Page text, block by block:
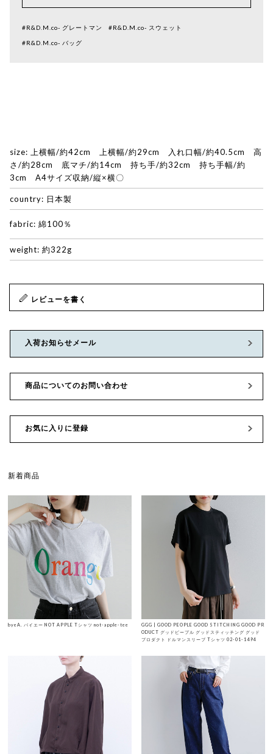
#R&D.M.co- グレートマン #R&D.M.co- スウェット
#R&D.M.co- バッグ
size: 上横幅/約42cm 上横幅/約29cm 入れ口幅/約40.5cm 高
さ/約28cm 底マチ/約14cm 持ち手/約32cm 持ち手幅/約
3cm A4サイズ収納/縦×横〇
country: 日本製
fabric: 綿100％
weight: 約322g
レビューを書く
入荷お知らせメール
商品についてのお問い合わせ
お気に入りに登録
新着商品
byeA. バイエー NOT APPLE Tシャツ not-apple-tee
GGG | GOOD PEOPLE GOOD STITCHING GOOD PR
ODUCT グッドピープル グッドスティッチング グッド
プロダクト ドルマンスリーブ Tシャツ 02-01-1494